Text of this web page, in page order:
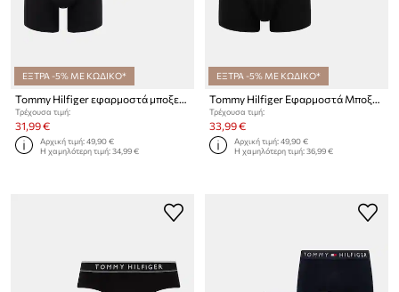
ΕΞΤΡΑ -5% ΜΕ ΚΩΔΙΚΟ*
Τρέχουσα τιμή:
31,99 €
Αρχική τιμή:49,90 €
Η χαμηλότερη τιμή:34,99 €
ΕΞΤΡΑ -5% ΜΕ ΚΩΔΙΚΟ*
Τρέχουσα τιμή:
33,99 €
Αρχική τιμή:49,90 €
Η χαμηλότερη τιμή:36,99 €